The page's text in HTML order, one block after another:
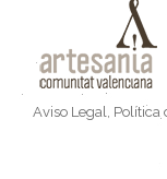
Aviso Legal, Política